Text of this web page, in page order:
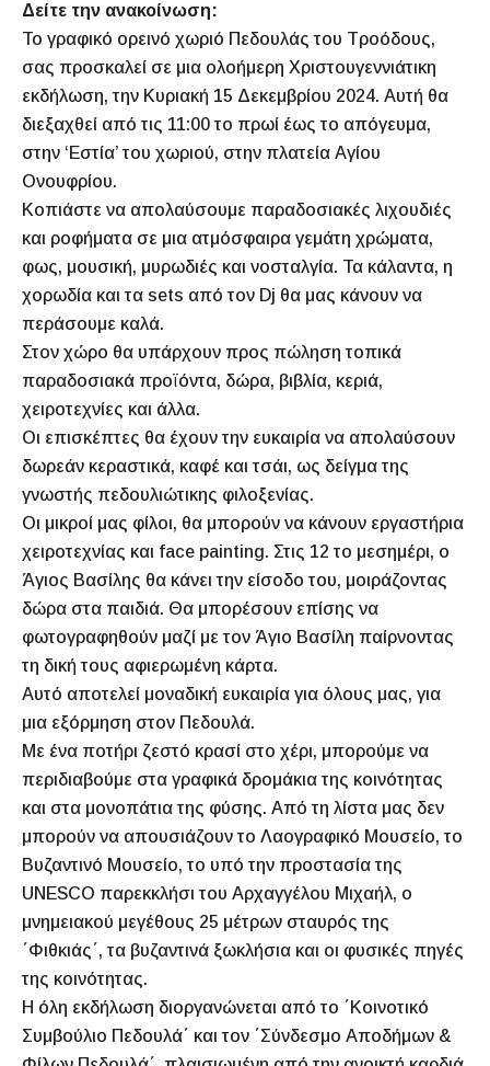
Δείτε την ανακοίνωση:
Το γραφικό ορεινό χωριό Πεδουλάς του Τροόδους,
σας προσκαλεί σε μια ολοήμερη Χριστουγεννιάτικη
εκδήλωση, την Κυριακή 15 Δεκεμβρίου 2024. Αυτή θα
διεξαχθεί από τις 11:00 το πρωί έως το απόγευμα,
στην ‘Εστία’ του χωριού, στην πλατεία Αγίου
Ονουφρίου.
Κοπιάστε να απολαύσουμε παραδοσιακές λιχουδιές
και ροφήματα σε μια ατμόσφαιρα γεμάτη χρώματα,
φως, μουσική, μυρωδιές και νοσταλγία. Τα κάλαντα, η
χορωδία και τα sets από τον Dj θα μας κάνουν να
περάσουμε καλά.
Στον χώρο θα υπάρχουν προς πώληση τοπικά
παραδοσιακά προϊόντα, δώρα, βιβλία, κεριά,
χειροτεχνίες και άλλα.
Οι επισκέπτες θα έχουν την ευκαιρία να απολαύσουν
δωρεάν κεραστικά, καφέ και τσάι, ως δείγμα της
γνωστής πεδουλιώτικης φιλοξενίας.
Οι μικροί μας φίλοι, θα μπορούν να κάνουν εργαστήρια
χειροτεχνίας και face painting. Στις 12 το μεσημέρι, ο
Άγιος Βασίλης θα κάνει την είσοδο του, μοιράζοντας
δώρα στα παιδιά. Θα μπορέσουν επίσης να
φωτογραφηθούν μαζί με τον Άγιο Βασίλη παίρνοντας
τη δική τους αφιερωμένη κάρτα.
Αυτό αποτελεί μοναδική ευκαιρία για όλους μας, για
μια εξόρμηση στον Πεδουλά.
Με ένα ποτήρι ζεστό κρασί στο χέρι, μπορούμε να
περιδιαβούμε στα γραφικά δρομάκια της κοινότητας
και στα μονοπάτια της φύσης. Από τη λίστα μας δεν
μπορούν να απουσιάζουν το Λαογραφικό Μουσείο, το
Βυζαντινό Μουσείο, το υπό την προστασία της
UNESCO παρεκκλήσι του Αρχαγγέλου Μιχαήλ, ο
μνημειακού μεγέθους 25 μέτρων σταυρός της
΄Φιθκιάς΄, τα βυζαντινά ξωκλήσια και οι φυσικές πηγές
της κοινότητας.
Η όλη εκδήλωση διοργανώνεται από το ΄Κοινοτικό
Συμβούλιο Πεδουλά΄ και τον ΄Σύνδεσμο Αποδήμων &